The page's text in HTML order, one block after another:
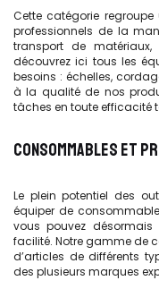
Cette catégorie
professionnels de la
transport de
découvrez ici tous les
besoins : échelles,
à la qualité de nos
tâches en toute efficacité
CONSOMMABLES ET
Le plein potentiel des
équiper de
vous pouvez
facilité. Notre gamme de
d’articles de différents
des plusieurs marques